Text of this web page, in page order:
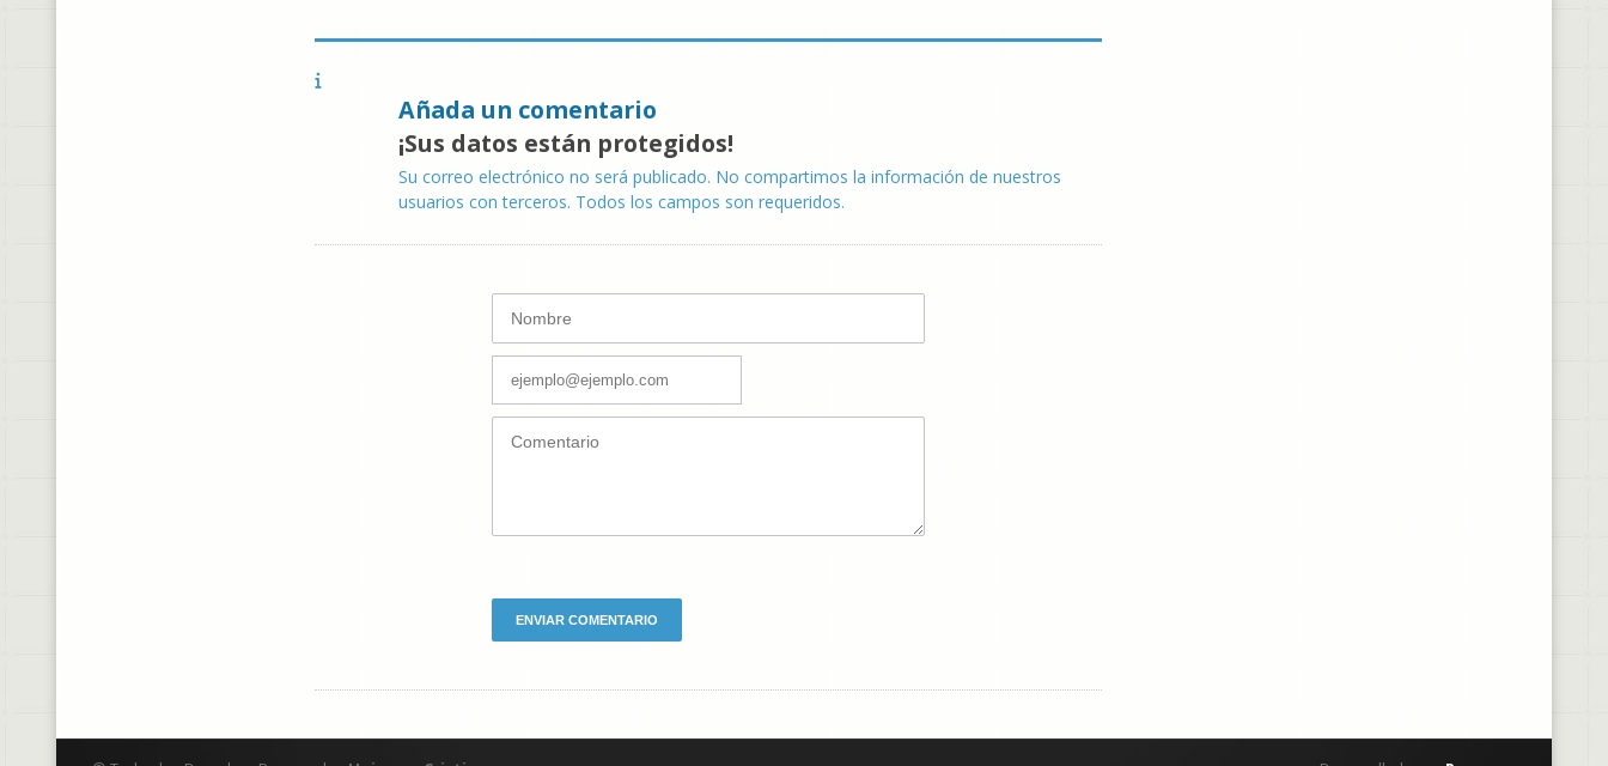
Añada un comentario
¡Sus datos están protegidos!
Su correo electrónico no será publicado. No compartimos la información de nuestros
usuarios con terceros. Todos los campos son requeridos.